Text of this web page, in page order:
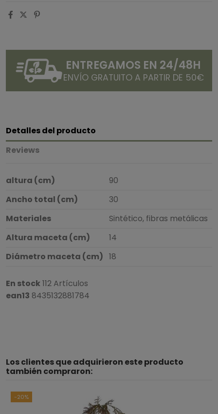
ENTREGAMOS EN 24/48H
ENVÍO GRATUITO A PARTIR DE 50€
Detalles del producto
Reviews
altura (cm)
90
Ancho total (cm)
30
Materiales
Sintético, fibras metálicas
Altura maceta (cm)
14
Diámetro maceta (cm) 18
En stock112 Artículos
ean13 8435132881784
Los clientes que adquirieron este producto
también compraron:
-20%